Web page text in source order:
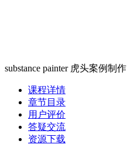
substance painter 虎头案例制作
课程详情
章节目录
用户评价
答疑交流
资源下载